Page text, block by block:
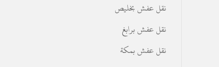
نقل عفش بخليص
نقل عفش برابغ
نقل عفش بمكة